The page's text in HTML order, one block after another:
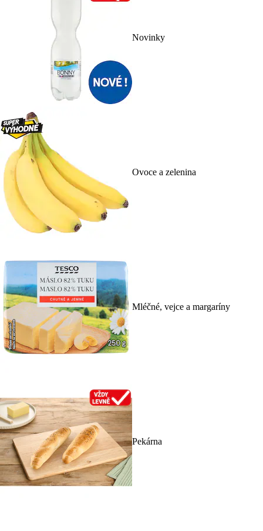
Novinky
Ovoce a zelenina
Mléčné, vejce a margaríny
Pekárna